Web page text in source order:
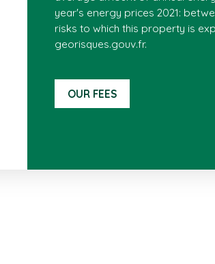
year's energy prices 2021:
risks to which this property is
georisques.gouv.fr.
OUR FEES